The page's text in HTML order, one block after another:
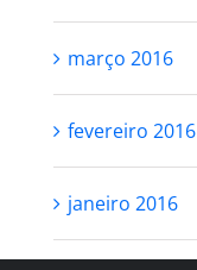
março 2016
fevereiro 2016
janeiro 2016